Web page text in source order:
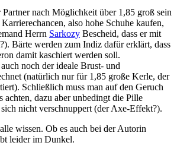
nach Möglichkeit über 1,85 groß sein
also hohe Schuhe kaufen,
Herrn Sarkozy Bescheid, dass er mit
Bärte werden zum Indiz dafür erklärt, dass
damit kaschiert werden soll.
noch der ideale Brust- und
(natürlich nur für 1,85 große Kerle, der
Schließlich muss man auf den Geruch
achten, dazu aber unbedingt die Pille
nicht verschnuppert (der Axe-Effekt?).
wissen. Ob es auch bei der Autorin
leider im Dunkel.